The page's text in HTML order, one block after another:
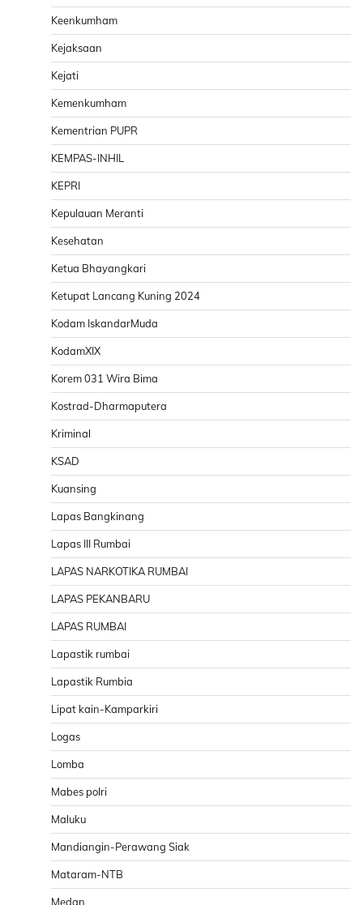
Keenkumham
Kejaksaan
Kejati
Kemenkumham
Kementrian PUPR
KEMPAS-INHIL
KEPRI
Kepulauan Meranti
Kesehatan
Ketua Bhayangkari
Ketupat Lancang Kuning 2024
Kodam IskandarMuda
KodamXIX
Korem 031 Wira Bima
Kostrad-Dharmaputera
Kriminal
KSAD
Kuansing
Lapas Bangkinang
Lapas III Rumbai
LAPAS NARKOTIKA RUMBAI
LAPAS PEKANBARU
LAPAS RUMBAI
Lapastik rumbai
Lapastik Rumbia
Lipat kain-Kamparkiri
Logas
Lomba
Mabes polri
Maluku
Mandiangin-Perawang Siak
Mataram-NTB
Medan